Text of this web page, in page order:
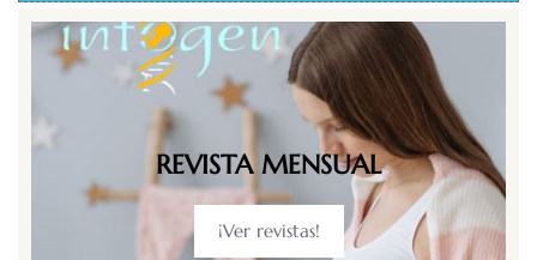
REVISTA MENSUAL
¡Ver revistas!